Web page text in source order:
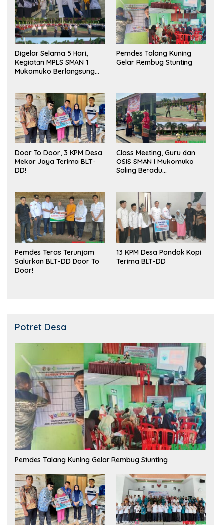
Digelar Selama 5 Hari,
Kegiatan MPLS SMAN 1
Mukomuko Berlangsung
Pemdes Talang Kuning
Gelar Rembug Stunting
Door To Door, 3 KPM Desa
Mekar Jaya Terima BLT-
DD!
Class Meeting, Guru dan
OSIS SMAN I Mukomuko
Saling Beradu
Pemdes Teras Terunjam
Salurkan BLT-DD Door To
Door!
13 KPM Desa Pondok Kopi
Terima BLT-DD
Potret Desa
Pemdes Talang Kuning Gelar Rembug Stunting